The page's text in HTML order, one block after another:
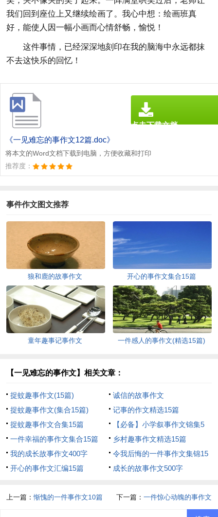
我们回到座位上又继续绘画了。我心中想：绘画班真
好，能使人因一幅小画而心情舒畅，愉悦！
这件事情，已经深深地刻印在我的脑海中永远都抹
不去这快乐的回忆！
《一见难忘的事作文12篇.doc》
将本文的Word文档下载到电脑，方便收藏和打印
推荐度：
点击下载文档
事件作文图文推荐
狼和鹿的故事作文 开心的事作文集合15篇
童年趣事记事作文 一件感人的事作文(精选15篇)
【一见难忘的事作文】相关文章：
捉蚊趣事作文(15篇)
诚信的故事作文
捉蚊趣事作文(集合15篇)
记事的作文精选15篇
捉蚊趣事作文合集15篇
【必备】小学叙事作文锦集5
篇
一件幸福的事作文集合15篇
乡村趣事作文精选15篇
我的成长故事作文400字
令我后悔的一件事作文集锦15
篇
开心的事作文汇编15篇 成长的故事作文500字
上一篇：惭愧的一件事作文10篇 下一篇： 一件惊心动魄的事作文